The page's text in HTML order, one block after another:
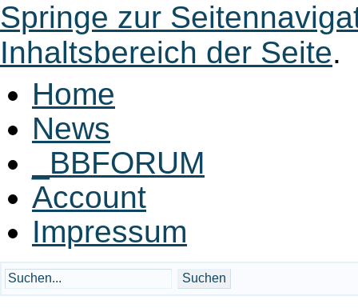
Springe zur
Inhaltsbereich der Seite.
Home
News
_BBFORUM
Account
Impressum